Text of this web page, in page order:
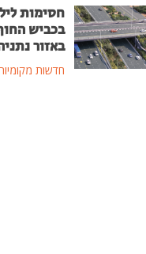
חסימות
בכביש
באזור
חדשות